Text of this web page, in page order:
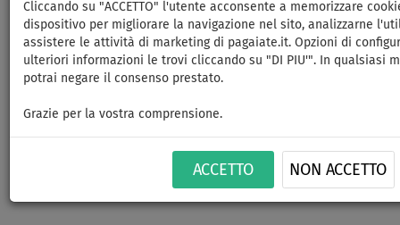
Cliccando su "ACCETTO" l'utente acconsente a memorizzare
dispositivo per migliorare la navigazione nel sito, analizzarne
assistere le attività di marketing di pagaiate.it. Opzioni di
ulteriori informazioni le trovi cliccando su "DI PIU'". In qualsiasi
potrai negare il consenso prestato.
Grazie per la vostra comprensione.
ACCETTO NON ACCETTO
SUP AQUA MARINA Blade 10'6
- SUP gonfiabile e WindSUP -
opzione: set base
CONSEGNA